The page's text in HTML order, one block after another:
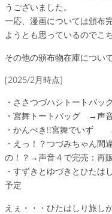
うございました。
一応、漫画については頒布
ようとも思っているのでこ
その他の頒布物在庫につい
[2025/2月時点]
・ささつづハシトートバ
・宮舞トートバッグ →声
・かんぺき!!宮舞でいず
・えっ！？つづみちゃん間
の！？→声音４で完売：再
・すずきとゆづきとひたは
予定
えぇ・・・ひたはしり旅し